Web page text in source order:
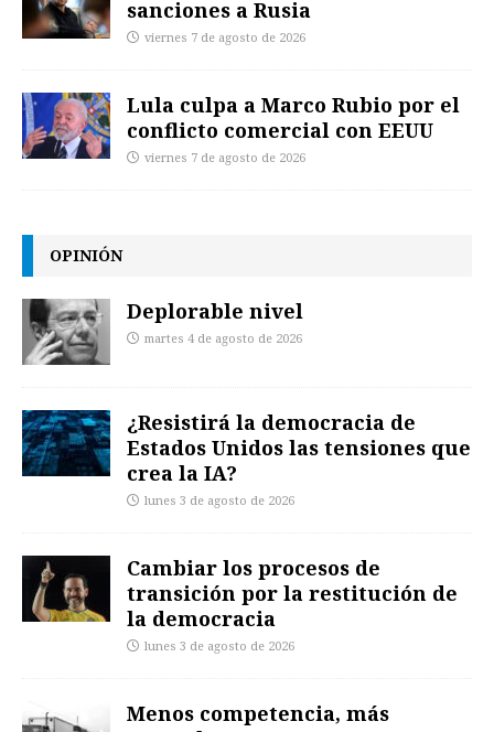
sanciones a Rusia
viernes 7 de agosto de 2026
Lula culpa a Marco Rubio por el
conflicto comercial con EEUU
viernes 7 de agosto de 2026
OPINIÓN
Deplorable nivel
martes 4 de agosto de 2026
¿Resistirá la democracia de
Estados Unidos las tensiones que
crea la IA?
lunes 3 de agosto de 2026
Cambiar los procesos de
transición por la restitución de
la democracia
lunes 3 de agosto de 2026
Menos competencia, más